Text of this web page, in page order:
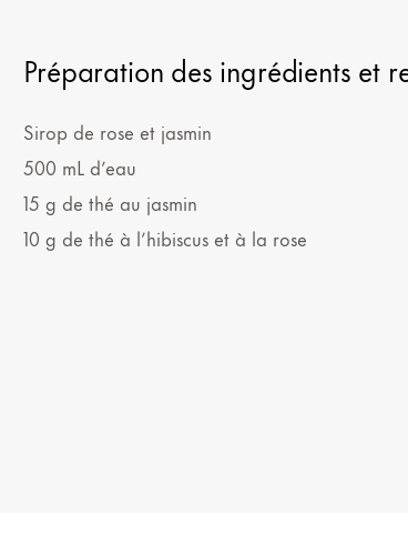
Préparation des ingrédients et
Sirop de rose et jasmin
500 mL d’eau
15 g de thé au jasmin
10 g de thé à l’hibiscus et à la rose